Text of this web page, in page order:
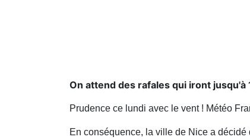
On attend des rafales qui iront jusqu'à
Prudence ce lundi avec le vent ! Météo
En conséquence, la ville de Nice a décidé